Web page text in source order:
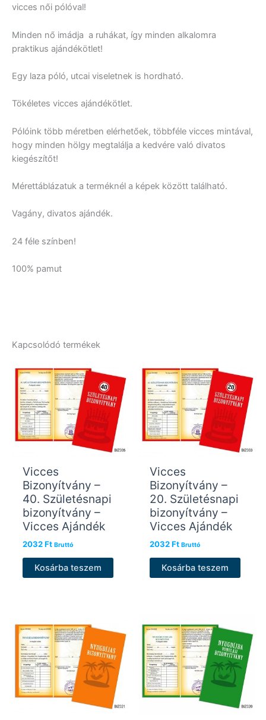
vicces női pólóval!
Minden nő imádja a ruhákat, így minden alkalomra
praktikus ajándékötlet!
Egy laza póló, utcai viseletnek is hordható.
Tökéletes vicces ajándékötlet.
Pólóink több méretben elérhetőek, többféle vicces mintával,
hogy minden hölgy megtalálja a kedvére való divatos
kiegészítőt!
Mérettáblázatuk a terméknél a képek között található.
Vagány, divatos ajándék.
24 féle színben!
100% pamut
Kapcsolódó termékek
Vicces
Bizonyítvány –
40. Születésnapi
bizonyítvány –
Vicces Ajándék
2032Ft Bruttó
Kosárba teszem
Vicces
Bizonyítvány –
20. Születésnapi
bizonyítvány –
Vicces Ajándék
2032Ft Bruttó
Kosárba teszem